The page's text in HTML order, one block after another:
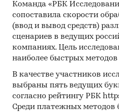
7. Дать характеристику
рынка продовольственного
o объем и темпы роста
o совокупная площадь торговых
o количество и прирост торговых
o позиция компании на рынке
Команда «РБК
сопоставила скорости
(ввод и вывод средств)
сценариев в ведущих
компаниях. Цель
наиболее быстрых методов
В качестве участников
выбраны пять ведущих
согласно рейтингу РБК
Среди платежных методов